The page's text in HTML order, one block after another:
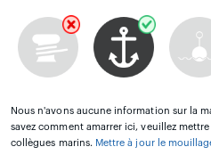
Nous n'avons aucune information sur la
savez comment amarrer ici, veuillez
collègues marins. Mettre à jour le